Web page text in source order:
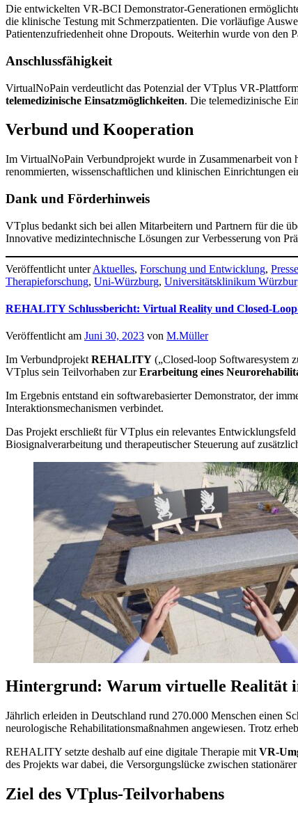
Die entwickelten VR-BCI Demonstrator-Generationen
die klinische Testung mit Schmerzpatienten. Die vorläufige
Patientenzufriedenheit ohne Dropouts. Weiterhin wurde von den
Anschlussfähigkeit
VirtualNoPain verdeutlicht das Potenzial der VTplus VR-
telemedizinische Einsatzmöglichkeiten. Die telemedizinische
Verbund und Kooperation
Im VirtualNoPain Verbundprojekt wurde in Zusammenarbeit von
renommierten, wissenschaftlichen und klinischen Einrichtungen
Dank und Förderhinweis
VTplus bedankt sich bei allen Mitarbeitern und Partnern für die
Innovative medizintechnische Lösungen zur Verbesserung von
Veröffentlicht unter Aktuelles, Forschung und Entwicklung,
Therapieforschung, Uni-Würzburg, Universitätsklinikum
REHALITY Schlussbericht: Virtual Reality und Closed-
Veröffentlicht am Juni 30, 2023 von M.Müller
Im Verbundprojekt REHALITY („Closed-loop Softwaresystem
VTplus sein Teilvorhaben zurErarbeitung eines
Im Ergebnis entstand ein softwarebasierter Demonstrator, der
Interaktionsmechanismen verbindet.
Das Projekt erschließt für VTplus ein relevantes
Biosignalverarbeitung und therapeutischer Steuerung auf
Hintergrund: Warum virtuelle Realität
Jährlich erleiden in Deutschland rund 270.000 Menschen einen
neurologische Rehabilitationsmaßnahmen angewiesen. Trotz
REHALITY setzte deshalb auf eine digitale Therapie mit VR-
des Projekts war dabei, die Versorgungslücke zwischen
Ziel des VTplus-Teilvorhabens